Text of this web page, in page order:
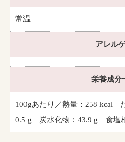
常温
アレル
栄養成分
100gあたり／熱量：258 kcal
0.5 g 炭水化物：43.9 g 食塩